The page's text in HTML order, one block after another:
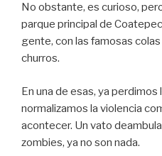
No obstante, es curioso,
parque principal de
gente, con las famosas
churros.
En una de esas, ya perdimos
normalizamos la violencia
acontecer. Un vato
zombies, ya no son nada.